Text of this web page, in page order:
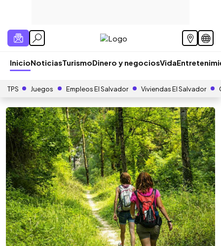
InicioNoticiasTurismoDinero y negociosVida
TPS Juegos Empleos El Salvador Viviendas El Salvador